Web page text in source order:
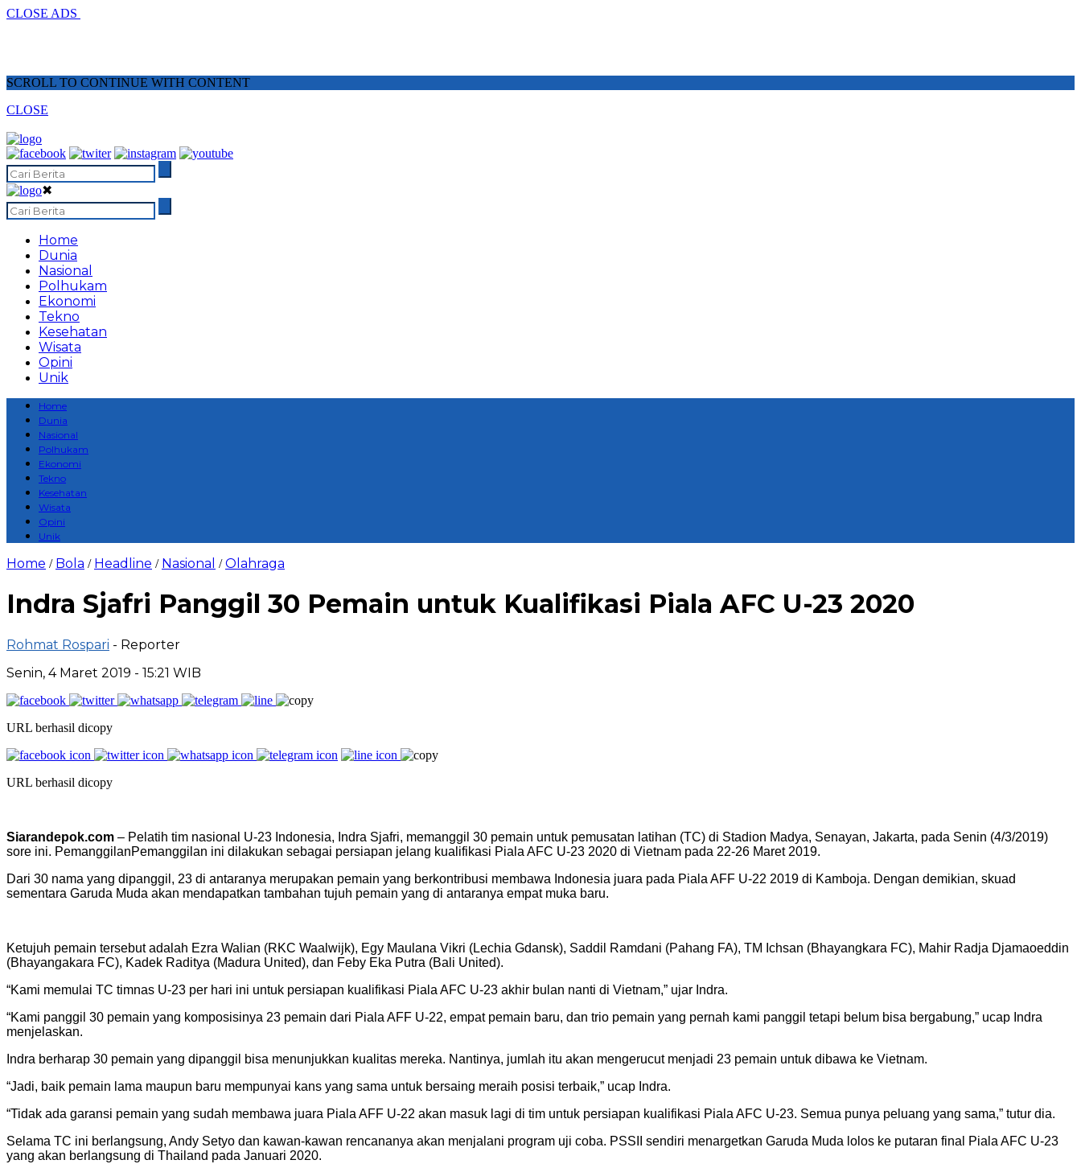
CLOSE ADS
SCROLL TO CONTINUE WITH CONTENT
CLOSE
✖
Home
Dunia
Nasional
Polhukam
Ekonomi
Tekno
Kesehatan
Wisata
Opini
Unik
Home
Dunia
Nasional
Polhukam
Ekonomi
Tekno
Kesehatan
Wisata
Opini
Unik
Home / Bola / Headline / Nasional /Olahraga
Indra Sjafri Panggil 30 Pemain untuk Kualifikasi Piala AFC U-23 2020
Rohmat Rospari - Reporter
Senin, 4 Maret 2019 - 15:21 WIB
URL berhasil dicopy
URL berhasil dicopy
Siarandepok.com – Pelatih tim nasional U-23 Indonesia, Indra Sjafri, memanggil 30 pemain untuk pemusatan latihan (TC) di Stadion Madya, Senayan, Jakarta, pada Senin (4/3/2019)
sore ini. PemanggilanPemanggilan ini dilakukan sebagai persiapan jelang kualifikasi Piala AFC U-23 2020 di Vietnam pada 22-26 Maret 2019.
Dari 30 nama yang dipanggil, 23 di antaranya merupakan pemain yang berkontribusi membawa Indonesia juara pada Piala AFF U-22 2019 di Kamboja. Dengan demikian, skuad
sementara Garuda Muda akan mendapatkan tambahan tujuh pemain yang di antaranya empat muka baru.
Ketujuh pemain tersebut adalah Ezra Walian (RKC Waalwijk), Egy Maulana Vikri (Lechia Gdansk), Saddil Ramdani (Pahang FA), TM Ichsan (Bhayangkara FC), Mahir Radja Djamaoeddin
(Bhayangakara FC), Kadek Raditya (Madura United), dan Feby Eka Putra (Bali United).
“Kami memulai TC timnas U-23 per hari ini untuk persiapan kualifikasi Piala AFC U-23 akhir bulan nanti di Vietnam,” ujar Indra.
“Kami panggil 30 pemain yang komposisinya 23 pemain dari Piala AFF U-22, empat pemain baru, dan trio pemain yang pernah kami panggil tetapi belum bisa bergabung,” ucap Indra
menjelaskan.
Indra berharap 30 pemain yang dipanggil bisa menunjukkan kualitas mereka. Nantinya, jumlah itu akan mengerucut menjadi 23 pemain untuk dibawa ke Vietnam.
“Jadi, baik pemain lama maupun baru mempunyai kans yang sama untuk bersaing meraih posisi terbaik,” ucap Indra.
“Tidak ada garansi pemain yang sudah membawa juara Piala AFF U-22 akan masuk lagi di tim untuk persiapan kualifikasi Piala AFC U-23. Semua punya peluang yang sama,” tutur dia.
Selama TC ini berlangsung, Andy Setyo dan kawan-kawan rencananya akan menjalani program uji coba. PSSII sendiri menargetkan Garuda Muda lolos ke putaran final Piala AFC U-23
yang akan berlangsung di Thailand pada Januari 2020.